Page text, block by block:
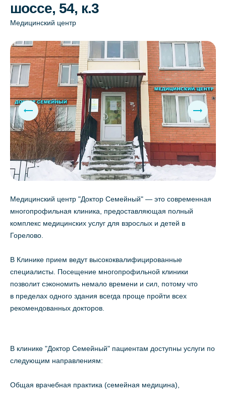
шоссе, 54, к.3
Медицинский центр
Медицинский центр "Доктор Семейный" — это современная
многопрофильная клиника, предоставляющая полный
комплекс медицинских услуг для взрослых и детей в
Горелово.
В Клинике прием ведут высококвалифицированные
специалисты. Посещение многопрофильной клиники
позволит сэкономить немало времени и сил, потому что
в пределах одного здания всегда проще пройти всех
рекомендованных докторов.
В клинике "Доктор Семейный" пациентам доступны услуги по
следующим направлениям:
Общая врачебная практика (семейная медицина),